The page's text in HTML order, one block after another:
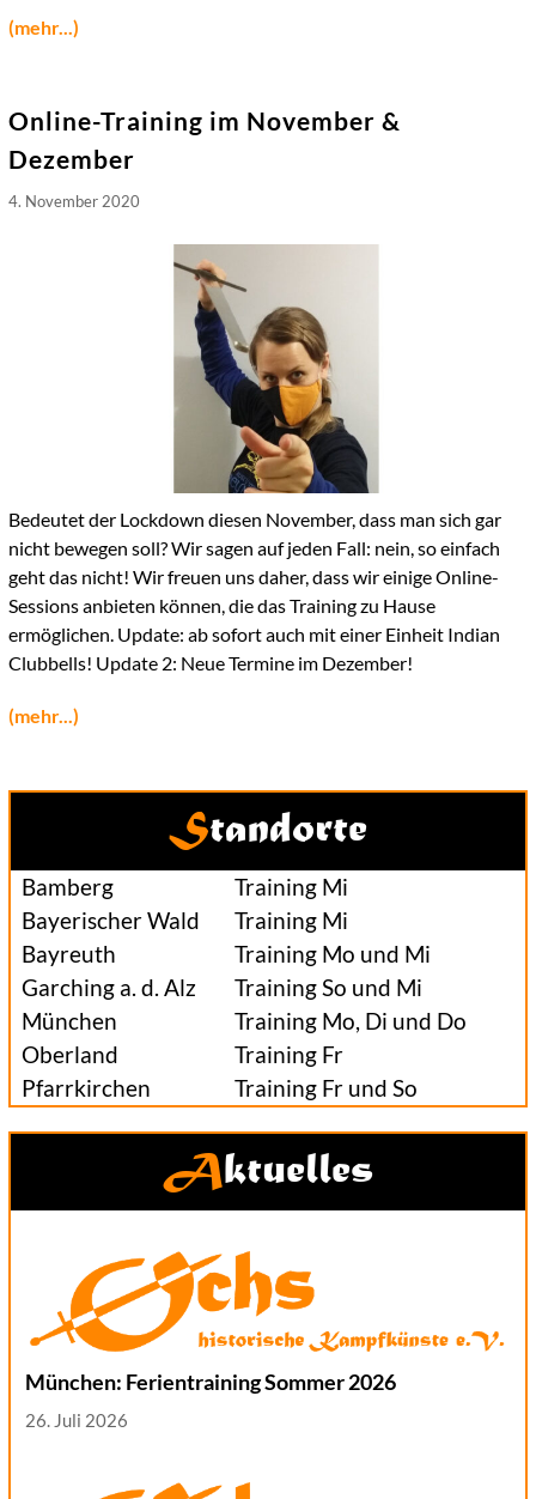
(mehr...)
Online-Training im November &
Dezember
4. November 2020
Bedeutet der Lockdown diesen November, dass man sich gar
nicht bewegen soll? Wir sagen auf jeden Fall: nein, so einfach
geht das nicht! Wir freuen uns daher, dass wir einige Online-
Sessions anbieten können, die das Training zu Hause
ermöglichen. Update: ab sofort auch mit einer Einheit Indian
Clubbells! Update 2: Neue Termine im Dezember!
(mehr...)
Standorte
Bamberg
Training Mi
Bayerischer Wald
Training Mi
Bayreuth
Training Mo und Mi
Garching a. d. Alz
Training So und Mi
München
Training Mo, Di und Do
Oberland
Training Fr
Pfarrkirchen
Training Fr und So
Aktuelles
München: Ferientraining Sommer 2026
26. Juli 2026